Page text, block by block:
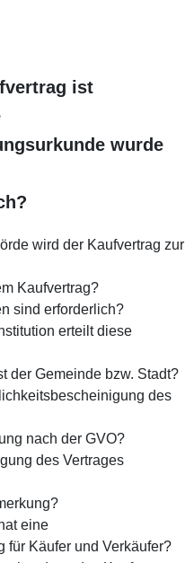
ist
wurde
wird der Kaufvertrag zur
Kauf­vertrag?
sind erforderlich?
erteilt diese
der Gemeinde bzw. Stadt?
des
nach der GVO?
des Vertrages
eine
für Käufer und Verkäufer?